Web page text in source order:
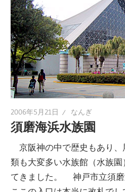
2006年5月21日 なんぎ
須磨海浜水族園
京阪神の中で歴史もあり、
類も大変多い水族館（水族
てきました。 神戸市立須